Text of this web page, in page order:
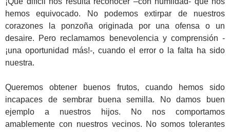
hemos equivocado. No podemos extirpar de nuestros
corazones la ponzoña originada por una ofensa o un
desaire. Pero reclamamos benevolencia y comprensión -
¡una oportunidad más!-, cuando el error o la falta ha sido
nuestra.
Queremos obtener buenos frutos, cuando hemos sido
incapaces de sembrar buena semilla. No damos buen
ejemplo a nuestros hijos. No nos comportamos
amablemente con nuestros vecinos. No somos tolerantes